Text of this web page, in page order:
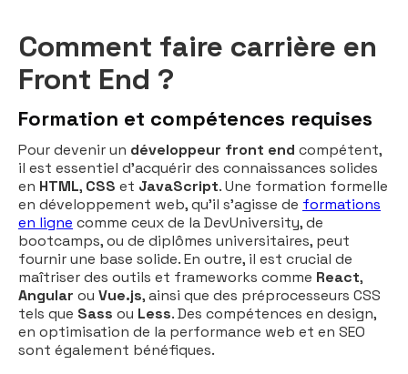
Comment faire carrière en
Front End ?
Formation et compétences requises
Pour devenir un développeur front end compétent,
il est essentiel d'acquérir des connaissances solides
en HTML, CSS et JavaScript. Une formation formelle
en développement web, qu'il s'agisse de formations
en ligne comme ceux de la DevUniversity, de
bootcamps, ou de diplômes universitaires, peut
fournir une base solide. En outre, il est crucial de
maîtriser des outils et frameworks comme React,
Angular ou Vue.js, ainsi que des préprocesseurs CSS
tels que Sass ou Less. Des compétences en design,
en optimisation de la performance web et en SEO
sont également bénéfiques.